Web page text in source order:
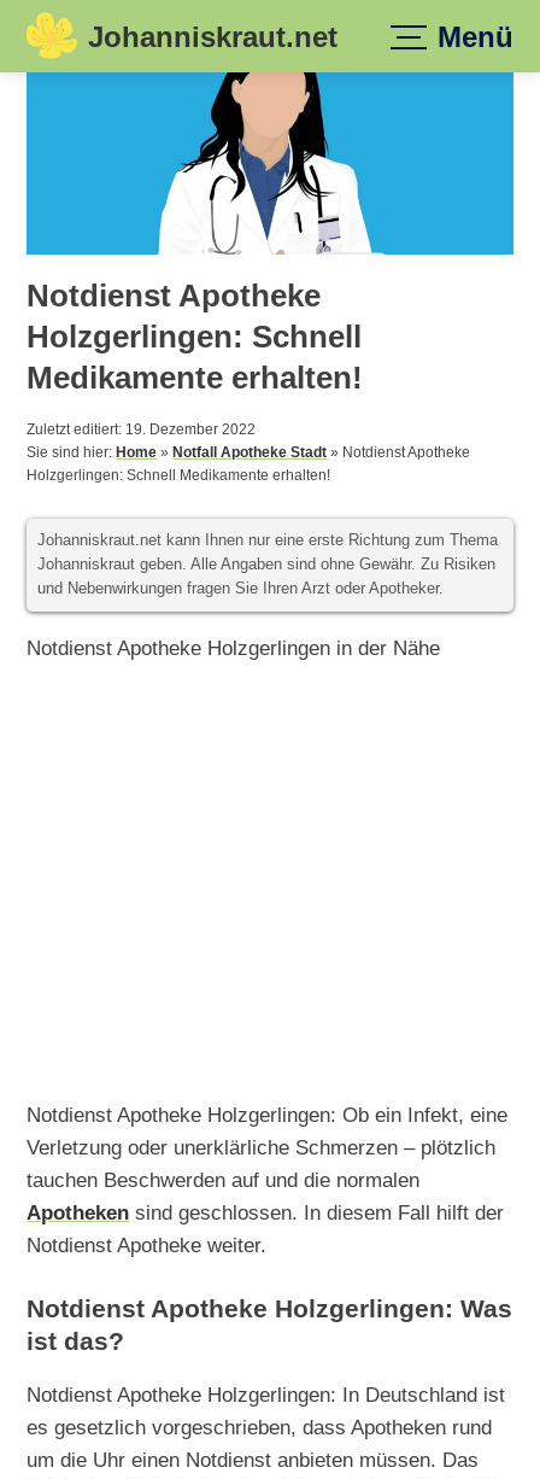
Skip
Johanniskraut.net Menü
Notdienst Apotheke
Holzgerlingen: Schnell
Medikamente erhalten!
Zuletzt editiert: 19. Dezember 2022
Sie sind hier:Home »Notfall Apotheke Stadt » Notdienst Apotheke
Holzgerlingen: Schnell Medikamente erhalten!
Johanniskraut.net kann Ihnen nur eine erste Richtung zum Thema
Johanniskraut geben. Alle Angaben sind ohne Gewähr. Zu Risiken
und Nebenwirkungen fragen Sie Ihren Arzt oder Apotheker.
Notdienst Apotheke Holzgerlingen in der Nähe
Notdienst Apotheke Holzgerlingen: Ob ein Infekt, eine
Verletzung oder unerklärliche Schmerzen – plötzlich
tauchen Beschwerden auf und die normalen
Apotheken sind geschlossen. In diesem Fall hilft der
Notdienst Apotheke weiter.
Notdienst Apotheke Holzgerlingen: Was
ist das?
Notdienst Apotheke Holzgerlingen: In Deutschland ist
es gesetzlich vorgeschrieben, dass Apotheken rund
um die Uhr einen Notdienst anbieten müssen. Das